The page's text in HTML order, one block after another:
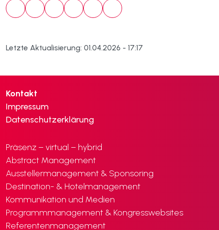
Letzte Aktualisierung: 01.04.2026 - 17:17
Kontakt
Impressum
Datenschutzerklärung
Präsenz – virtual – hybrid
Abstract Management
Ausstellermanagement & Sponsoring
Destination- & Hotelmanagement
Kommunikation und Medien
Programmmanagement & Kongresswebsites
Referentenmanagement